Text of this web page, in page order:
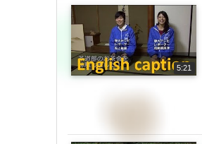
5:21